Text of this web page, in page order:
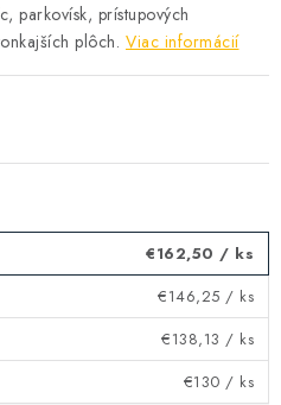
od zmluvy
ochrany osobných údajov
obchodu
parkovísk, prístupových
plôch. Viac informácií
€162,50 / ks
€146,25 / ks
€138,13 / ks
€130 / ks